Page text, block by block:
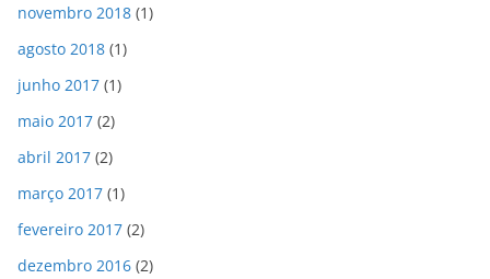
novembro 2018 (1)
agosto 2018 (1)
junho 2017 (1)
maio 2017 (2)
abril 2017 (2)
março 2017 (1)
fevereiro 2017 (2)
dezembro 2016 (2)